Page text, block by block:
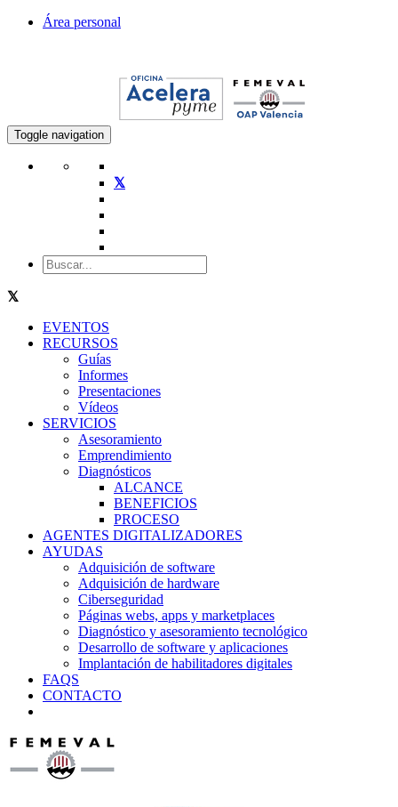
Área personal
Toggle navigation
EVENTOS
RECURSOS
Guías
Informes
Presentaciones
Vídeos
SERVICIOS
Asesoramiento
Emprendimiento
Diagnósticos
ALCANCE
BENEFICIOS
PROCESO
AGENTES DIGITALIZADORES
AYUDAS
Adquisición de software
Adquisición de hardware
Ciberseguridad
Páginas webs, apps y marketplaces
Diagnóstico y asesoramiento tecnológico
Desarrollo de software y aplicaciones
Implantación de habilitadores digitales
FAQS
CONTACTO